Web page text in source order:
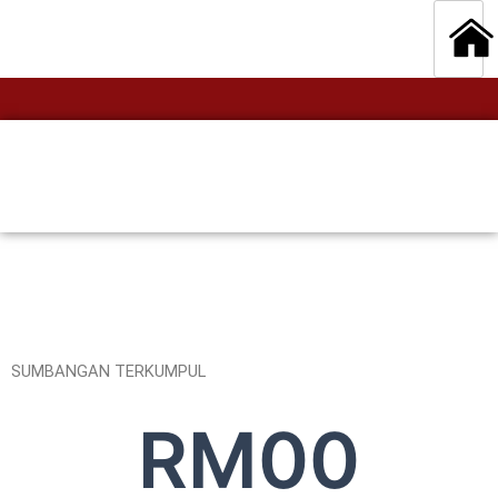
SUMBANGAN TERKUMPUL
RM00